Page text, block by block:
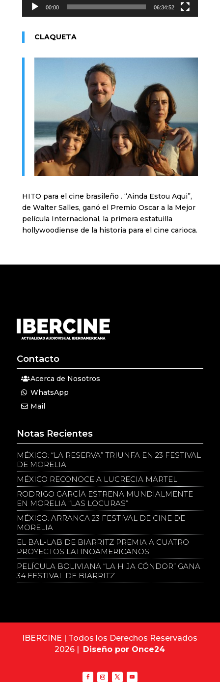
00:00 06:34:52
CLAQUETA
HITO para el cine brasileño . “Ainda Estou Aqui”,
de Walter Salles, ganó el Premio Oscar a la Mejor
película Internacional, la primera estatuilla
hollywoodiense de la historia para el cine carioca.
Contacto
Acerca de Nosotros
WhatsApp
Mail
Notas Recientes
MÉXICO: “LA RESERVA” TRIUNFA EN 23 FESTIVAL
DE MORELIA
MÉXICO RECONOCE A LUCRECIA MARTEL
RODRIGO GARCÍA ESTRENA MUNDIALMENTE
EN MORELIA “LAS LOCURAS”
MÉXICO: ARRANCA 23 FESTIVAL DE CINE DE
MORELIA
EL BAL-LAB DE BIARRITZ PREMIA A CUATRO
PROYECTOS LATINOAMERICANOS
PELÍCULA BOLIVIANA “LA HIJA CÓNDOR” GANA
34 FESTIVAL DE BIARRITZ
IBERCINE | Todos los Derechos Reservados
2026 |
Diseño por Once24